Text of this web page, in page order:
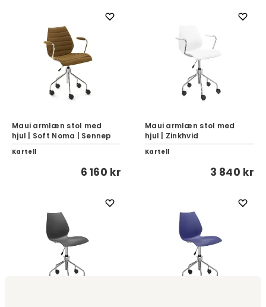
Maui armlæn stol med
hjul | Soft Noma | Sennep
Kartell
6 160 kr
Maui armlæn stol med
hjul | Zinkhvid
Kartell
3 840 kr